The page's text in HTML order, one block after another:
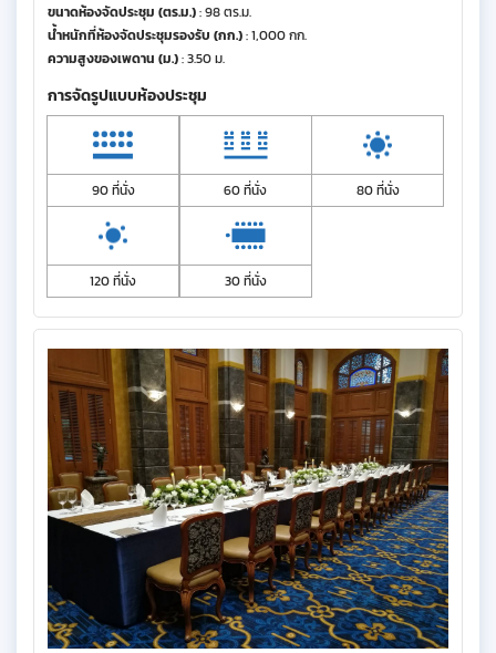
ขนาดห้องจัดประชุม (ตร.ม.): 98 ตร.ม.
น้ำหนักที่ห้องจัดประชุมรองรับ (กก.): 1,000 กก.
ความสูงของเพดาน (ม.): 3.50 ม.
การจัดรูปแบบห้องประชุม
90 ที่นั่ง 60 ที่นั่ง 80 ที่นั่ง
120 ที่นั่ง 30 ที่นั่ง